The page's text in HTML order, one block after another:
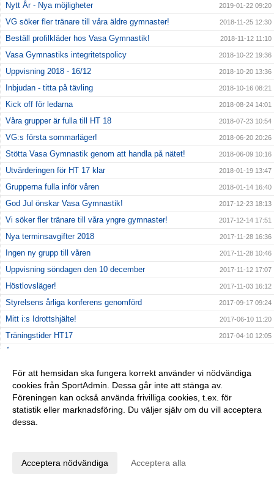
Nytt År - Nya möjligheter 2019-01-22 09:20
VG söker fler tränare till våra äldre gymnaster! 2018-11-25 12:30
Beställ profilkläder hos Vasa Gymnastik! 2018-11-12 11:10
Vasa Gymnastiks integritetspolicy 2018-10-22 19:36
Uppvisning 2018 - 16/12 2018-10-20 13:36
Inbjudan - titta på tävling 2018-10-16 08:21
Kick off för ledarna 2018-08-24 14:01
Våra grupper är fulla till HT 18 2018-07-23 10:54
VG:s första sommarläger! 2018-06-20 20:26
Stötta Vasa Gymnastik genom att handla på nätet! 2018-06-09 10:16
Utvärderingen för HT 17 klar 2018-01-19 13:47
Grupperna fulla inför våren 2018-01-14 16:40
God Jul önskar Vasa Gymnastik! 2017-12-23 18:13
Vi söker fler tränare till våra yngre gymnaster! 2017-12-14 17:51
Nya terminsavgifter 2018 2017-11-28 16:36
Ingen ny grupp till våren 2017-11-28 10:46
Uppvisning söndagen den 10 december 2017-11-12 17:07
Höstlovsläger! 2017-11-03 16:12
Styrelsens årliga konferens genomförd 2017-09-17 09:24
Mitt i:s Idrottshjälte! 2017-06-10 11:20
Träningstider HT17 2017-04-10 12:05
Höstlovsläger i Rödabergsskolan 2016-10-31 19:33
Vasa Gymnastik fyller 4 år! 2016-10-08 16:59
--Kick-off lördag 3/9 kl 13.30-- 2016-08-18 12:20
För att hemsidan ska fungera korrekt använder vi nödvändiga
cookies från SportAdmin. Dessa går inte att stänga av.
Föreningen kan också använda frivilliga cookies, t.ex. för
statistik eller marknadsföring. Du väljer själv om du vill acceptera
dessa.
Acceptera nödvändiga Acceptera alla